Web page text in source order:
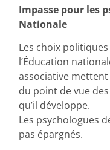
Impasse pour les
Nationale
Les choix
l’Éducation
associative
du point de vue
qu’il développe.
Les psychologues
pas épargnés.